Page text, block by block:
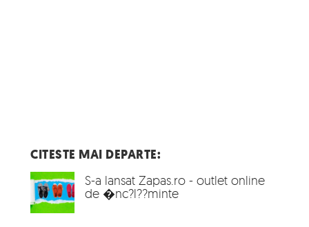
CITESTE MAI DEPARTE:
S-a lansat Zapas.ro - outlet online
de �nc?l??minte